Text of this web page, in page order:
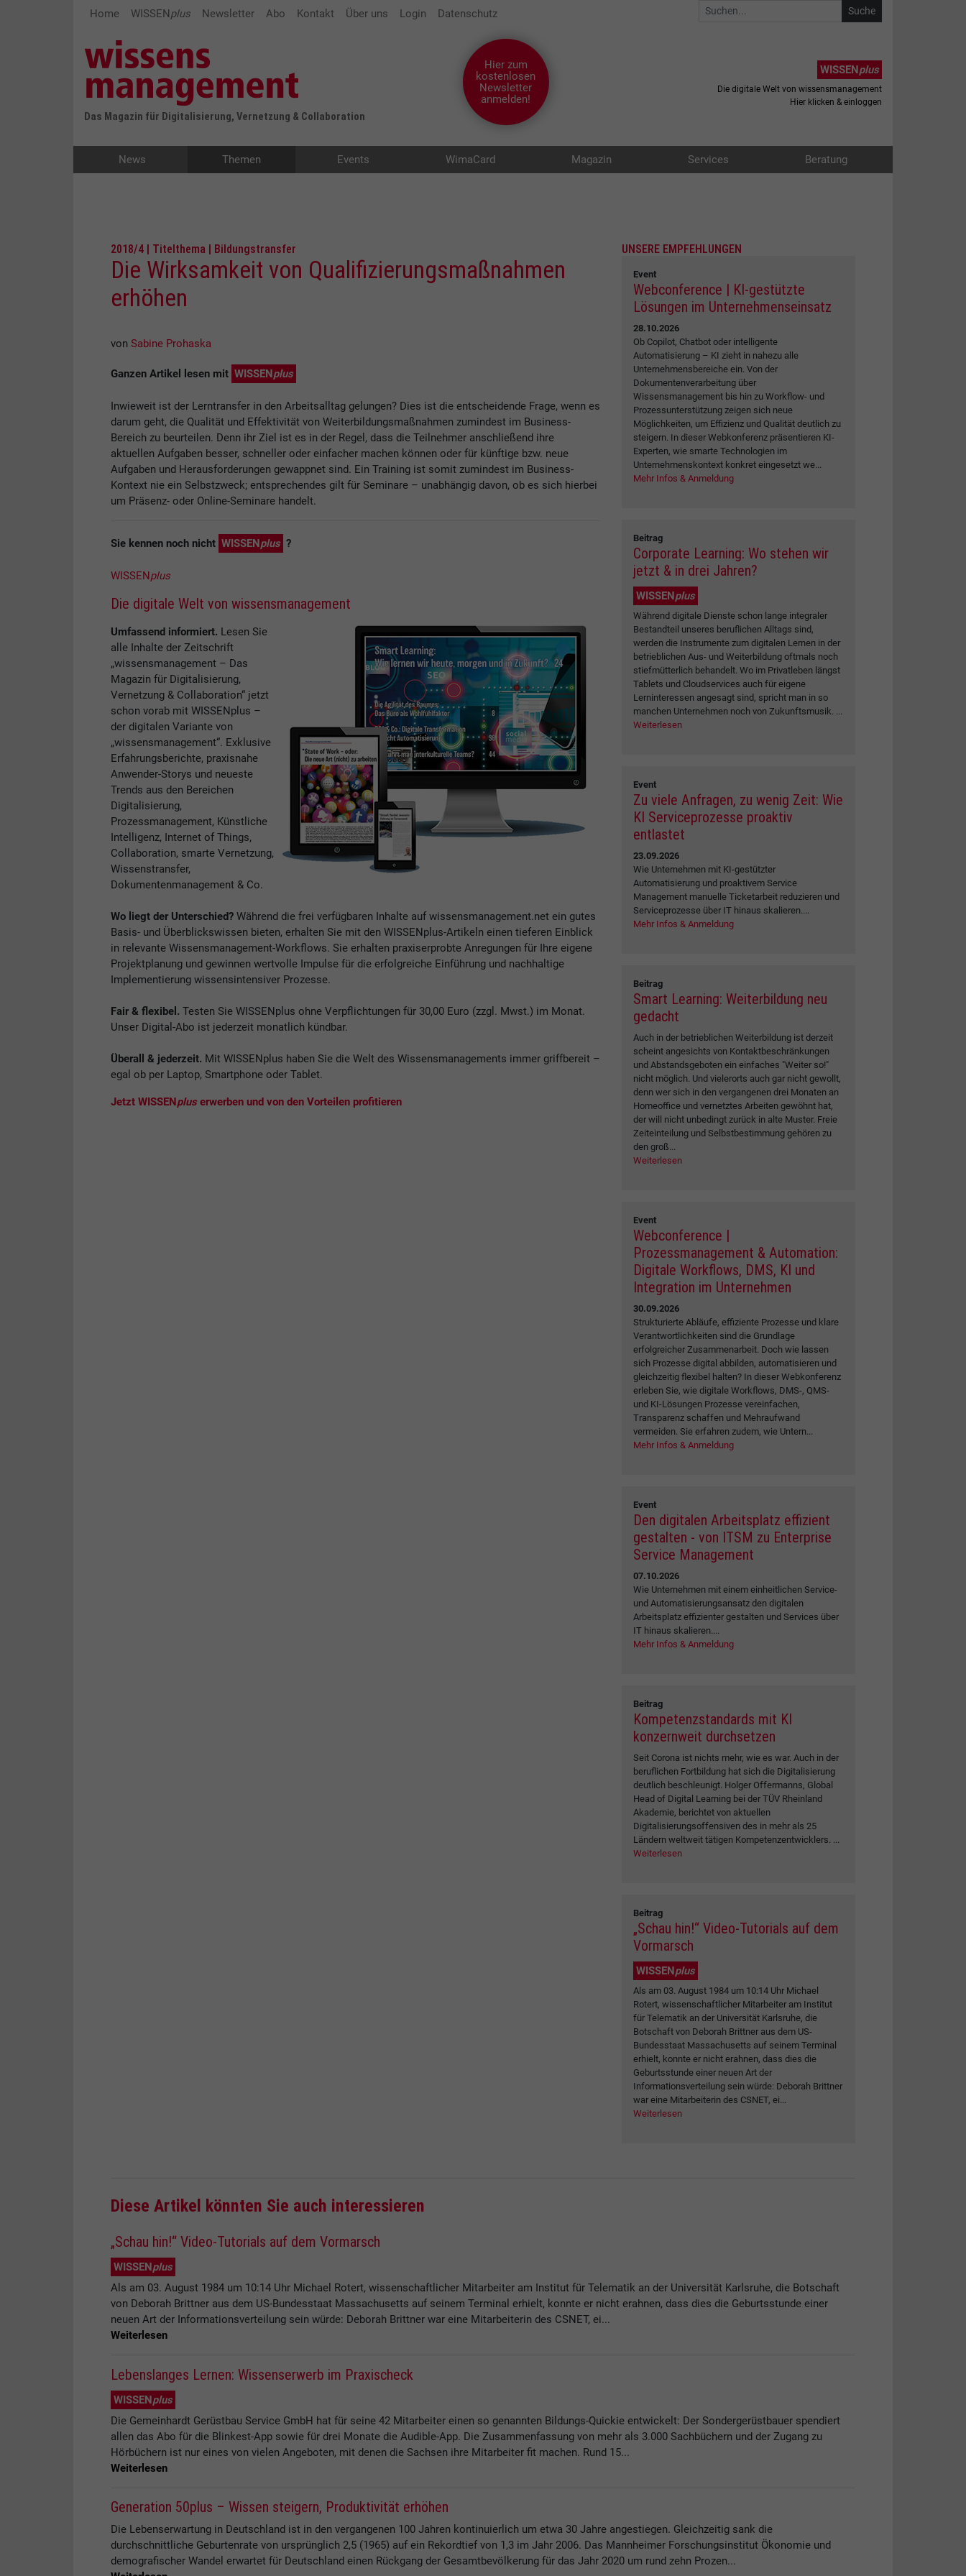
Home WISSENplus Newsletter Abo Kontakt Über uns Login Datenschutz
Das Magazin für Digitalisierung, Vernetzung & Collaboration
Hier zum
kostenlosen
Newsletter
anmelden!
WISSENplus
Die digitale Welt von wissensmanagement
Hier klicken & einloggen
News Themen Events WimaCard Magazin Services Beratung
2018/4 | Titelthema | Bildungstransfer
Die Wirksamkeit von Qualifizierungsmaßnahmen
erhöhen
von Sabine Prohaska
Ganzen Artikel lesen mit WISSEN plus
Inwieweit ist der Lerntransfer in den Arbeitsalltag gelungen? Dies ist die entscheidende Frage, wenn es
darum geht, die Qualität und Effektivität von Weiterbildungsmaßnahmen zumindest im Business-
Bereich zu beurteilen. Denn ihr Ziel ist es in der Regel, dass die Teilnehmer anschließend ihre
aktuellen Aufgaben besser, schneller oder einfacher machen können oder für künftige bzw. neue
Aufgaben und Herausforderungen gewappnet sind. Ein Training ist somit zumindest im Business-
Kontext nie ein Selbstzweck; entsprechendes gilt für Seminare – unabhängig davon, ob es sich hierbei
um Präsenz- oder Online-Seminare handelt.
Sie kennen noch nicht WISSEN plus ?
WISSEN plus
Die digitale Welt von wissensmanagement
Umfassend informiert. Lesen Sie
alle Inhalte der Zeitschrift
„wissensmanagement – Das
Magazin für Digitalisierung,
Vernetzung & Collaboration“ jetzt
schon vorab mit WISSENplus –
der digitalen Variante von
„wissensmanagement“. Exklusive
Erfahrungsberichte, praxisnahe
Anwender-Storys und neueste
Trends aus den Bereichen
Digitalisierung,
Prozessmanagement, Künstliche
Intelligenz, Internet of Things,
Collaboration, smarte Vernetzung,
Wissenstransfer,
Dokumentenmanagement & Co.
Wo liegt der Unterschied?Während die frei verfügbaren Inhalte auf wissensmanagement.net ein gutes
Basis- und Überblickswissen bieten, erhalten Sie mit den WISSENplus-Artikeln einen tieferen Einblick
in relevante Wissensmanagement-Workflows. Sie erhalten praxiserprobte Anregungen für Ihre eigene
Projektplanung und gewinnen wertvolle Impulse für die erfolgreiche Einführung und nachhaltige
Implementierung wissensintensiver Prozesse.
Fair & flexibel. Testen Sie WISSENplus ohne Verpflichtungen für 30,00 Euro (zzgl. Mwst.) im Monat.
Unser Digital-Abo ist jederzeit monatlich kündbar.
Überall & jederzeit. Mit WISSENplus haben Sie die Welt des Wissensmanagements immer griffbereit –
egal ob per Laptop, Smartphone oder Tablet.
Jetzt WISSEN pluserwerben und von den Vorteilen profitieren
UNSERE EMPFEHLUNGEN
Event
Webconference | KI-gestützte
Lösungen im Unternehmenseinsatz
28.10.2026
Ob Copilot, Chatbot oder intelligente
Automatisierung – KI zieht in nahezu alle
Unternehmensbereiche ein. Von der
Dokumentenverarbeitung über
Wissensmanagement bis hin zu Workflow- und
Prozessunterstützung zeigen sich neue
Möglichkeiten, um Effizienz und Qualität deutlich zu
steigern. In dieser Webkonferenz präsentieren KI-
Experten, wie smarte Technologien im
Unternehmenskontext konkret eingesetzt we...
Mehr Infos & Anmeldung
Beitrag
Corporate Learning: Wo stehen wir
jetzt & in drei Jahren?
WISSENplus
Während digitale Dienste schon lange integraler
Bestandteil unseres beruflichen Alltags sind,
werden die Instrumente zum digitalen Lernen in der
betrieblichen Aus- und Weiterbildung oftmals noch
stiefmütterlich behandelt. Wo im Privatleben längst
Tablets und Cloudservices auch für eigene
Lerninteressen angesagt sind, spricht man in so
manchen Unternehmen noch von Zukunftsmusik. ...
Weiterlesen
Event
Zu viele Anfragen, zu wenig Zeit: Wie
KI Serviceprozesse proaktiv
entlastet
23.09.2026
Wie Unternehmen mit KI-gestützter
Automatisierung und proaktivem Service
Management manuelle Ticketarbeit reduzieren und
Serviceprozesse über IT hinaus skalieren....
Mehr Infos & Anmeldung
Beitrag
Smart Learning: Weiterbildung neu
gedacht
Auch in der betrieblichen Weiterbildung ist derzeit
scheint angesichts von Kontaktbeschränkungen
und Abstandsgeboten ein einfaches "Weiter so!"
nicht möglich. Und vielerorts auch gar nicht gewollt,
denn wer sich in den vergangenen drei Monaten an
Homeoffice und vernetztes Arbeiten gewöhnt hat,
der will nicht unbedingt zurück in alte Muster. Freie
Zeiteinteilung und Selbstbestimmung gehören zu
den groß...
Weiterlesen
Event
Webconference |
Prozessmanagement & Automation:
Digitale Workflows, DMS, KI und
Integration im Unternehmen
30.09.2026
Strukturierte Abläufe, effiziente Prozesse und klare
Verantwortlichkeiten sind die Grundlage
erfolgreicher Zusammenarbeit. Doch wie lassen
sich Prozesse digital abbilden, automatisieren und
gleichzeitig flexibel halten? In dieser Webkonferenz
erleben Sie, wie digitale Workflows, DMS-, QMS-
und KI-Lösungen Prozesse vereinfachen,
Transparenz schaffen und Mehraufwand
vermeiden. Sie erfahren zudem, wie Untern...
Mehr Infos & Anmeldung
Event
Den digitalen Arbeitsplatz effizient
gestalten - von ITSM zu Enterprise
Service Management
07.10.2026
Wie Unternehmen mit einem einheitlichen Service-
und Automatisierungsansatz den digitalen
Arbeitsplatz effizienter gestalten und Services über
IT hinaus skalieren....
Mehr Infos & Anmeldung
Beitrag
Kompetenzstandards mit KI
konzernweit durchsetzen
Seit Corona ist nichts mehr, wie es war. Auch in der
beruflichen Fortbildung hat sich die Digitalisierung
deutlich beschleunigt. Holger Offermanns, Global
Head of Digital Learning bei der TÜV Rheinland
Akademie, berichtet von aktuellen
Digitalisierungsoffensiven des in mehr als 25
Ländern weltweit tätigen Kompetenzentwicklers. ...
Weiterlesen
Beitrag
„Schau hin!“ Video-Tutorials auf dem
Vormarsch
WISSENplus
Als am 03. August 1984 um 10:14 Uhr Michael
Rotert, wissenschaftlicher Mitarbeiter am Institut
für Telematik an der Universität Karlsruhe, die
Botschaft von Deborah Brittner aus dem US-
Bundesstaat Massachusetts auf seinem Terminal
erhielt, konnte er nicht erahnen, dass dies die
Geburtsstunde einer neuen Art der
Informationsverteilung sein würde: Deborah Brittner
war eine Mitarbeiterin des CSNET, ei...
Weiterlesen
Diese Artikel könnten Sie auch interessieren
„Schau hin!“ Video-Tutorials auf dem Vormarsch
WISSENplus
Als am 03. August 1984 um 10:14 Uhr Michael Rotert, wissenschaftlicher Mitarbeiter am Institut für Telematik an der Universität Karlsruhe, die Botschaft
von Deborah Brittner aus dem US-Bundesstaat Massachusetts auf seinem Terminal erhielt, konnte er nicht erahnen, dass dies die Geburtsstunde einer
neuen Art der Informationsverteilung sein würde: Deborah Brittner war eine Mitarbeiterin des CSNET, ei...
Weiterlesen
Lebenslanges Lernen: Wissenserwerb im Praxischeck
WISSENplus
Die Gemeinhardt Gerüstbau Service GmbH hat für seine 42 Mitarbeiter einen so genannten Bildungs-Quickie entwickelt: Der Sondergerüstbauer spendiert
allen das Abo für die Blinkest-App sowie für drei Monate die Audible-App. Die Zusammenfassung von mehr als 3.000 Sachbüchern und der Zugang zu
Hörbüchern ist nur eines von vielen Angeboten, mit denen die Sachsen ihre Mitarbeiter fit machen. Rund 15...
Weiterlesen
Generation 50plus – Wissen steigern, Produktivität erhöhen
Die Lebenserwartung in Deutschland ist in den vergangenen 100 Jahren kontinuierlich um etwa 30 Jahre angestiegen. Gleichzeitig sank die
durchschnittliche Geburtenrate von ursprünglich 2,5 (1965) auf ein Rekordtief von 1,3 im Jahr 2006. Das Mannheimer Forschungsinstitut Ökonomie und
demografischer Wandel erwartet für Deutschland einen Rückgang der Gesamtbevölkerung für das Jahr 2020 um rund zehn Prozen...